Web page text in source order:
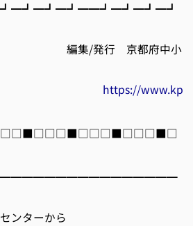
京都府中小
https://www.kp
ンターから